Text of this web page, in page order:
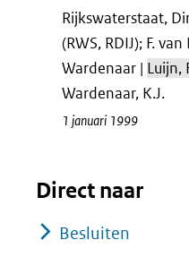
Rijkswaterstaat,
(RWS, RDIJ); F.
Wardenaar | Luijn,
Wardenaar, K.J.
1 januari 1999
Direct naar
Besluiten